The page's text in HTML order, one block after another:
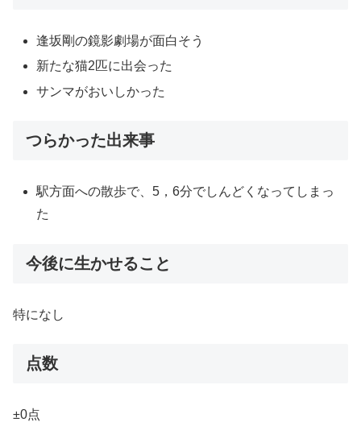
逢坂剛の鏡影劇場が面白そう
新たな猫2匹に出会った
サンマがおいしかった
つらかった出来事
駅方面への散歩で、5，6分でしんどくなってしまっ
た
今後に生かせること
特になし
点数
±0点